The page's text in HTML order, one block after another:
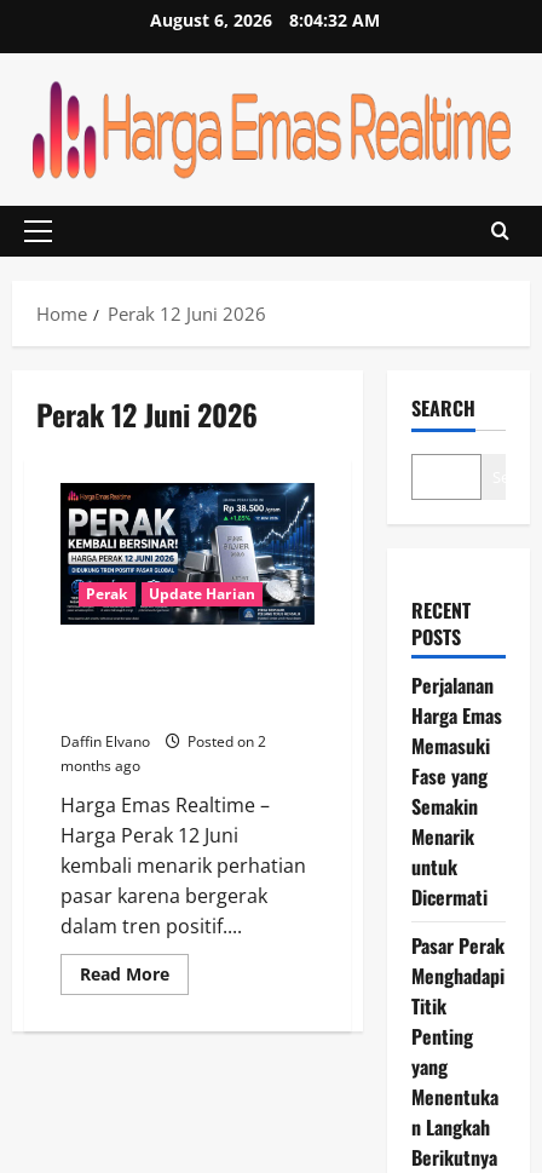
August 6, 2026 8:04:32 AM
Primary
Home
Perak 12 Juni 2026
Perak 12 Juni 2026
Perak Update Harian
Daffin Elvano
Posted on 2
months ago
Harga Emas Realtime –
Harga Perak 12 Juni
kembali menarik perhatian
pasar karena bergerak
dalam tren positif....
Read MoreRead
more
Kembali
SEARCH
RECENT
POSTS
Perjalanan
Harga Emas
Memasuki
Fase yang
Semakin
Menarik
untuk
Dicermati
Pasar Perak
Menghadapi
Titik
Penting
yang
Menentuka
n Langkah
Berikutnya